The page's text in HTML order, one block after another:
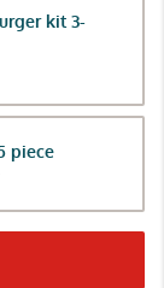
kit 3-
piece